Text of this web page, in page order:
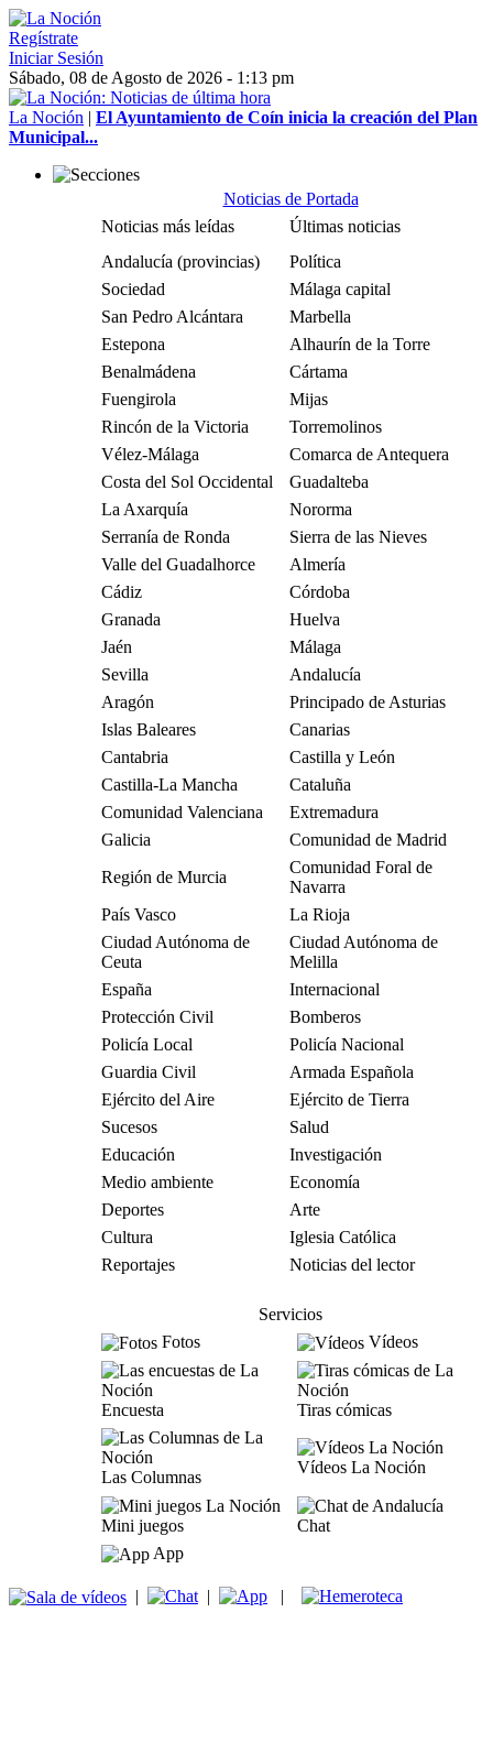
Regístrate
Iniciar Sesión
Sábado, 08 de Agosto de 2026 - 1:13 pm
La Noción | El Ayuntamiento de Coín inicia la creación del Plan
Municipal...
Noticias de Portada
Noticias más leídas
Últimas noticias
Andalucía (provincias)
Política
Sociedad
Málaga capital
San Pedro Alcántara
Marbella
Estepona
Alhaurín de la Torre
Benalmádena
Cártama
Fuengirola
Mijas
Rincón de la Victoria
Torremolinos
Vélez-Málaga
Comarca de Antequera
Costa del Sol Occidental
Guadalteba
La Axarquía
Nororma
Serranía de Ronda
Sierra de las Nieves
Valle del Guadalhorce
Almería
Cádiz
Córdoba
Granada
Huelva
Jaén
Málaga
Sevilla
Andalucía
Aragón
Principado de Asturias
Islas Baleares
Canarias
Cantabria
Castilla y León
Castilla-La Mancha
Cataluña
Comunidad Valenciana
Extremadura
Galicia
Comunidad de Madrid
Región de Murcia
Comunidad Foral de
Navarra
País Vasco
La Rioja
Ciudad Autónoma de
Ceuta
Ciudad Autónoma de
Melilla
España
Internacional
Protección Civil
Bomberos
Policía Local
Policía Nacional
Guardia Civil
Armada Española
Ejército del Aire
Ejército de Tierra
Sucesos
Salud
Educación
Investigación
Medio ambiente
Economía
Deportes
Arte
Cultura
Iglesia Católica
Reportajes
Noticias del lector
Servicios
Fotos
Vídeos
Encuesta Tiras cómicas
Las Columnas
Vídeos La Noción
Mini juegos
Chat
App
| | |